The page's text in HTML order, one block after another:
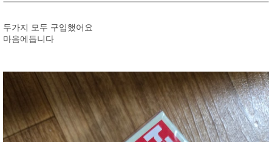
두가지 모두 구입했어요
마음에듭니다